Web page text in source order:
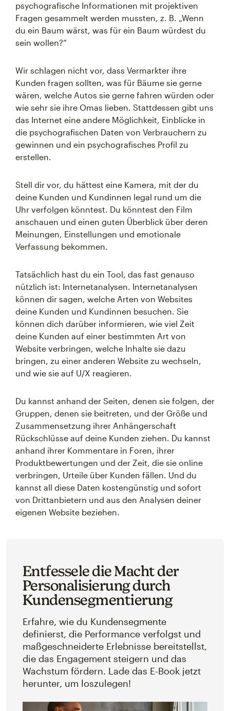
psychografische Informationen mit projektiven
Fragen gesammelt werden mussten, z. B. „Wenn
du ein Baum wärst, was für ein Baum würdest du
sein wollen?“
Wir schlagen nicht vor, dass Vermarkter ihre
Kunden fragen sollten, was für Bäume sie gerne
wären, welche Autos sie gerne fahren würden oder
wie sehr sie ihre Omas lieben. Stattdessen gibt uns
das Internet eine andere Möglichkeit, Einblicke in
die psychografischen Daten von Verbrauchern zu
gewinnen und ein psychografisches Profil zu
erstellen.
Stell dir vor, du hättest eine Kamera, mit der du
deine Kunden und Kundinnen legal rund um die
Uhr verfolgen könntest. Du könntest den Film
anschauen und einen guten Überblick über deren
Meinungen, Einstellungen und emotionale
Verfassung bekommen.
Tatsächlich hast du ein Tool, das fast genauso
nützlich ist: Internetanalysen. Internetanalysen
können dir sagen, welche Arten von Websites
deine Kunden und Kundinnen besuchen. Sie
können dich darüber informieren, wie viel Zeit
deine Kunden auf einer bestimmten Art von
Website verbringen, welche Inhalte sie dazu
bringen, zu einer anderen Website zu wechseln,
und wie sie auf U/X reagieren.
Du kannst anhand der Seiten, denen sie folgen, der
Gruppen, denen sie beitreten, und der Größe und
Zusammensetzung ihrer Anhängerschaft
Rückschlüsse auf deine Kunden ziehen. Du kannst
anhand ihrer Kommentare in Foren, ihrer
Produktbewertungen und der Zeit, die sie online
verbringen, Urteile über Kunden fällen. Und du
kannst all diese Daten kostengünstig und sofort
von Drittanbietern und aus den Analysen deiner
eigenen Website beziehen.
Entfessele die Macht der
Personalisierung durch
Kundensegmentierung
Erfahre, wie du Kundensegmente
definierst, die Performance verfolgst und
maßgeschneiderte Erlebnisse bereitstellst,
die das Engagement steigern und das
Wachstum fördern. Lade das E-Book jetzt
herunter, um loszulegen!